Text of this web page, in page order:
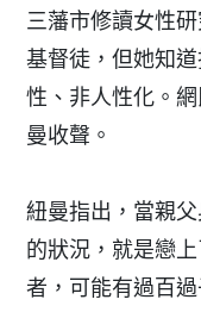
三藩市修讀女性
基督徒，但她知
性、非人性化。
曼收聲。
紐曼指出，當親
的狀況，就是戀
者，可能有過百